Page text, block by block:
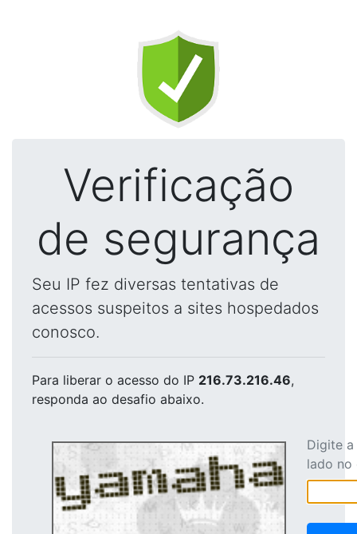
Verificação
de segurança
Seu IP fez diversas tentativas de
acessos suspeitos a sites hospedados
conosco.
Para liberar o acesso do IP 216.73.216.46,
responda ao desafio abaixo.
Digite
lado no